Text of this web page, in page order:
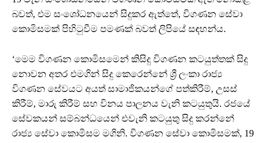
බවත්, එම සංශෝධනයෙන් සිදුකර ඇත්තේ, විගණන සේවා
කොමිසමක් පිහිටුවීම පමණක් බවත් ලිපියේ සඳහන්ය.
‘මෙම විගණන කොමිසමෙන් කිසිදු විගණන කටයුත්තක් සිදු
නොවන අතර එමගින් සිදු කෙරෙන්නේ ශ්‍රී ලංකා රාජ්‍ය
විගණන සේවයට අයත් සාමාජිකයන්ගේ පත්කිරීම්, උසස්
කිරීම්, මාරු කිරීම් සහ විනය පාලනය වැනි කටයුතුයි. රජයේ
සේවකයන් සම්බන්ධයෙන් එවැනි කටයුතු සිදු කරන්නේ
රාජ්‍ය සේවා කොමිසම මගිනි. විගණන සේවා කොමිසමක්, 19